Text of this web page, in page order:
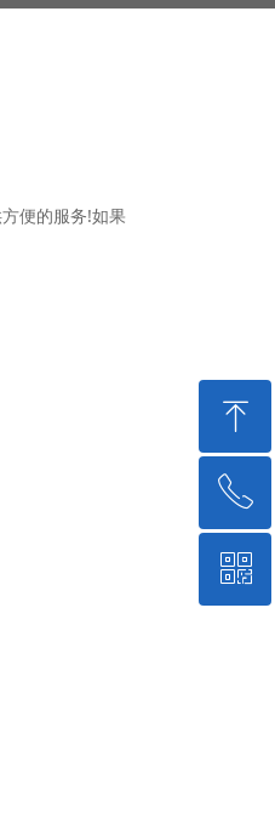
便的服务!如果
ꁸ
回到顶部
ꂅ
15974136213
ꀥ